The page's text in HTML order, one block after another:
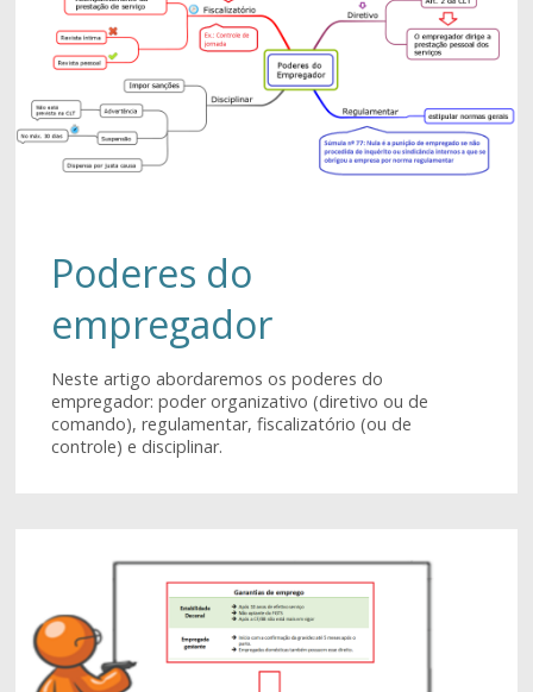
Poderes do
empregador
Neste artigo abordaremos os poderes do
empregador: poder organizativo (diretivo ou de
comando), regulamentar, fiscalizatório (ou de
controle) e disciplinar.